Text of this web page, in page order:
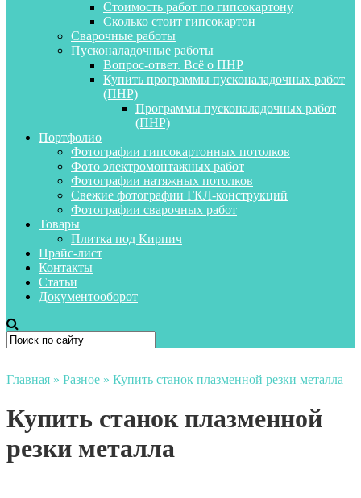
Стоимость работ по гипсокартону
Сколько стоит гипсокартон
Сварочные работы
Пусконаладочные работы
Вопрос-ответ. Всё о ПНР
Купить программы пусконаладочных работ
(ПНР)
Программы пусконаладочных работ
(ПНР)
Портфолио
Фотографии гипсокартонных потолков
Фото электромонтажных работ
Фотографии натяжных потолков
Свежие фотографии ГКЛ-конструкций
Фотографии сварочных работ
Товары
Плитка под Кирпич
Прайс-лист
Контакты
Статьи
Документооборот
Главная » Разное » Купить станок плазменной резки металла
Купить станок плазменной
резки металла